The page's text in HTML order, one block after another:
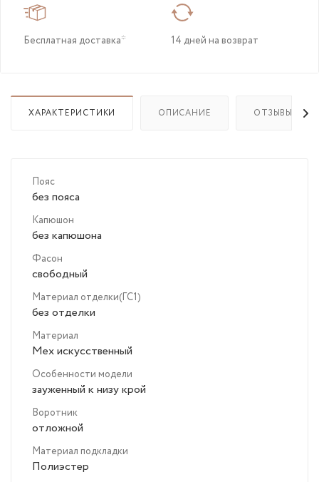
Бесплатная доставка* 14 дней на возврат
ХАРАКТЕРИСТИКИ ОПИСАНИЕ ОТЗЫВЫ(1)
Пояс
без пояса
Капюшон
без капюшона
Фасон
свободный
Материал отделки(ГС1)
без отделки
Материал
Мех искусственный
Особенности модели
зауженный к низу крой
Воротник
отложной
Материал подкладки
Полиэстер